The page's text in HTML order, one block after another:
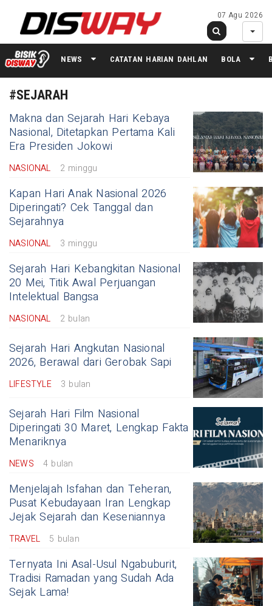
07 Agu 2026
NEWS CATATAN HARIAN DAHLAN BOLA
#SEJARAH
Makna dan Sejarah Hari Kebaya
Nasional, Ditetapkan Pertama Kali
Era Presiden Jokowi
NASIONAL 2 minggu
Kapan Hari Anak Nasional 2026
Diperingati? Cek Tanggal dan
Sejarahnya
NASIONAL 3 minggu
Sejarah Hari Kebangkitan Nasional
20 Mei, Titik Awal Perjuangan
Intelektual Bangsa
NASIONAL 2 bulan
Sejarah Hari Angkutan Nasional
2026, Berawal dari Gerobak Sapi
LIFESTYLE 3 bulan
Sejarah Hari Film Nasional
Diperingati 30 Maret, Lengkap Fakta
Menariknya
NEWS 4 bulan
Menjelajah Isfahan dan Teheran,
Pusat Kebudayaan Iran Lengkap
Jejak Sejarah dan Keseniannya
TRAVEL 5 bulan
Ternyata Ini Asal-Usul Ngabuburit,
Tradisi Ramadan yang Sudah Ada
Sejak Lama!